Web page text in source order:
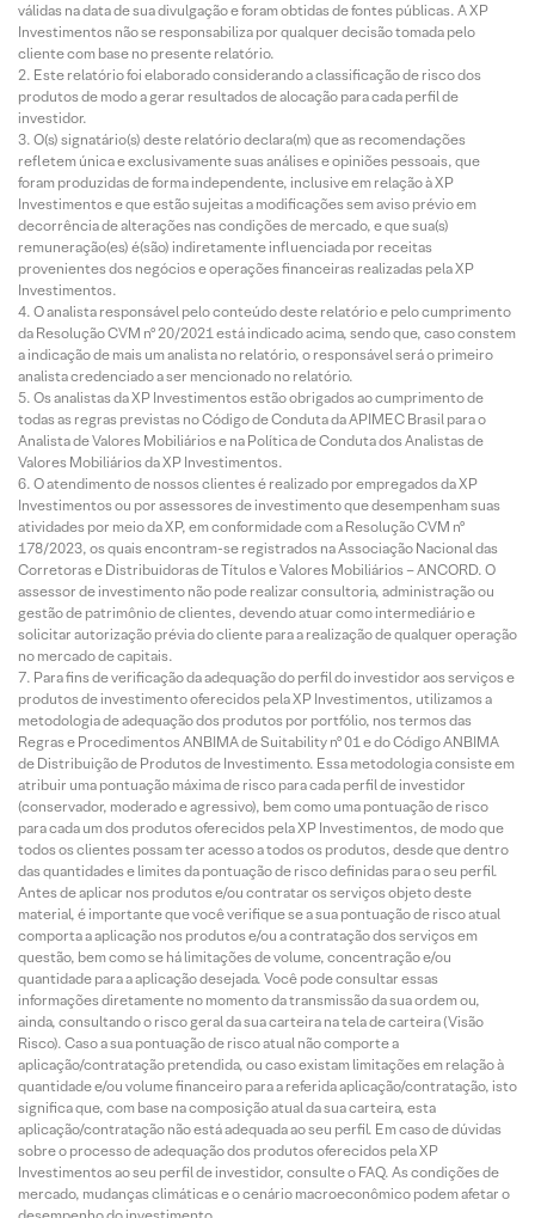
válidas na data de sua divulgação e foram obtidas de fontes públicas. A XP
Investimentos não se responsabiliza por qualquer decisão tomada pelo
cliente com base no presente relatório.
Este relatório foi elaborado considerando a classificação de risco dos
produtos de modo a gerar resultados de alocação para cada perfil de
investidor.
O(s) signatário(s) deste relatório declara(m) que as recomendações
refletem única e exclusivamente suas análises e opiniões pessoais, que
foram produzidas de forma independente, inclusive em relação à XP
Investimentos e que estão sujeitas a modificações sem aviso prévio em
decorrência de alterações nas condições de mercado, e que sua(s)
remuneração(es) é(são) indiretamente influenciada por receitas
provenientes dos negócios e operações financeiras realizadas pela XP
Investimentos.
O analista responsável pelo conteúdo deste relatório e pelo cumprimento
da Resolução CVM nº 20/2021 está indicado acima, sendo que, caso constem
a indicação de mais um analista no relatório, o responsável será o primeiro
analista credenciado a ser mencionado no relatório.
Os analistas da XP Investimentos estão obrigados ao cumprimento de
todas as regras previstas no Código de Conduta da APIMEC Brasil para o
Analista de Valores Mobiliários e na Política de Conduta dos Analistas de
Valores Mobiliários da XP Investimentos.
O atendimento de nossos clientes é realizado por empregados da XP
Investimentos ou por assessores de investimento que desempenham suas
atividades por meio da XP, em conformidade com a Resolução CVM nº
178/2023, os quais encontram-se registrados na Associação Nacional das
Corretoras e Distribuidoras de Títulos e Valores Mobiliários – ANCORD. O
assessor de investimento não pode realizar consultoria, administração ou
gestão de patrimônio de clientes, devendo atuar como intermediário e
solicitar autorização prévia do cliente para a realização de qualquer operação
no mercado de capitais.
Para fins de verificação da adequação do perfil do investidor aos serviços e
produtos de investimento oferecidos pela XP Investimentos, utilizamos a
metodologia de adequação dos produtos por portfólio, nos termos das
Regras e Procedimentos ANBIMA de Suitability nº 01 e do Código ANBIMA
de Distribuição de Produtos de Investimento. Essa metodologia consiste em
atribuir uma pontuação máxima de risco para cada perfil de investidor
(conservador, moderado e agressivo), bem como uma pontuação de risco
para cada um dos produtos oferecidos pela XP Investimentos, de modo que
todos os clientes possam ter acesso a todos os produtos, desde que dentro
das quantidades e limites da pontuação de risco definidas para o seu perfil.
Antes de aplicar nos produtos e/ou contratar os serviços objeto deste
material, é importante que você verifique se a sua pontuação de risco atual
comporta a aplicação nos produtos e/ou a contratação dos serviços em
questão, bem como se há limitações de volume, concentração e/ou
quantidade para a aplicação desejada. Você pode consultar essas
informações diretamente no momento da transmissão da sua ordem ou,
ainda, consultando o risco geral da sua carteira na tela de carteira (Visão
Risco). Caso a sua pontuação de risco atual não comporte a
aplicação/contratação pretendida, ou caso existam limitações em relação à
quantidade e/ou volume financeiro para a referida aplicação/contratação, isto
significa que, com base na composição atual da sua carteira, esta
aplicação/contratação não está adequada ao seu perfil. Em caso de dúvidas
sobre o processo de adequação dos produtos oferecidos pela XP
Investimentos ao seu perfil de investidor, consulte o FAQ. As condições de
mercado, mudanças climáticas e o cenário macroeconômico podem afetar o